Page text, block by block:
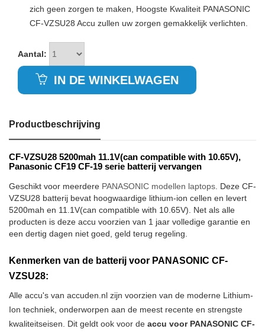
zich geen zorgen te maken, Hoogste Kwaliteit PANASONIC
CF-VZSU28 Accu zullen uw zorgen gemakkelijk verlichten.
Aantal:
IN DE WINKELWAGEN
Productbeschrijving
CF-VZSU28 5200mah 11.1V(can compatible with 10.65V),
Panasonic CF19 CF-19 serie batterij vervangen
Geschikt voor meerdere PANASONIC modellen laptops . Deze CF-
VZSU28 batterij bevat hoogwaardige lithium-ion cellen en levert
5200mah en 11.1V(can compatible with 10.65V). Net als alle
producten is deze accu voorzien van 1 jaar volledige garantie en
een dertig dagen niet goed, geld terug regeling.
Kenmerken van de batterij voor PANASONIC CF-
VZSU28:
Alle accu's van accuden.nl zijn voorzien van de moderne Lithium-
Ion techniek, onderworpen aan de meest recente en strengste
kwaliteitseisen. Dit geldt ook voor de accu voor PANASONIC CF-